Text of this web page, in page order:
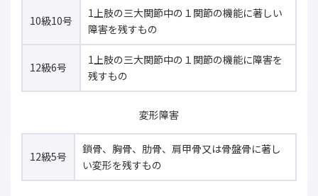
10級10号
1上肢の三大関節中の１関節の機能に著しい
障害を残すもの
12級6号
1上肢の三大関節中の１関節の機能に障害を
残すもの
変形障害
12級5号
鎖骨、胸骨、肋骨、肩甲骨又は骨盤骨に著し
い変形を残すもの